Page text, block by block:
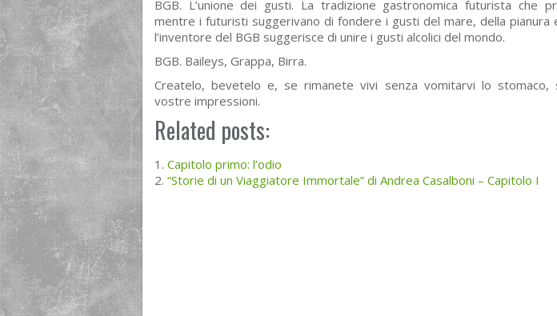
BGB. L’unione dei gusti. La tradizione gastronomica futurista che
mentre i futuristi suggerivano di fondere i gusti del mare, della pianura
l’inventore del BGB suggerisce di unire i gusti alcolici del mondo.
BGB. Baileys, Grappa, Birra.
Createlo, bevetelo e, se rimanete vivi senza vomitarvi lo
vostre impressioni.
Related posts:
Capitolo primo: l’odio
“Storie di un Viaggiatore Immortale” di Andrea Casalboni – Capitolo I